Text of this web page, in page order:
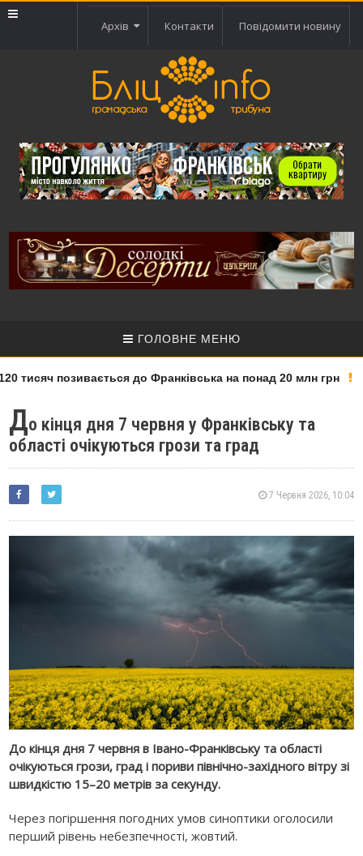
Архів Контакти Повідомити новину
ГОЛОВНЕ МЕНЮ
тисяч позивається до Франківська на понад 20 млн грн
До кінця дня 7 червня у Франківську та
області очікуються грози та град
7 Червня 2026, 10:04
До кінця дня 7 червня в Івано-Франківську та області
очікуються грози, град і пориви північно-західного вітру зі
швидкістю 15–20 метрів за секунду.
Через погіршення погодних умов синоптики оголосили
перший рівень небезпечності, жовтий.